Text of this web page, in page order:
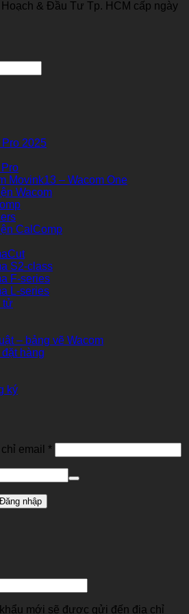
NoteFeel”
& Đầu Tư Tp. HCM cấp ngày
Pro 2025
Movink13 – Wacom One
Wacom
CalComp
S2-class
F-series
L-series
tử
– bảng vẽ Wacom
hàng
ký
email *Bắt
buộc
Đăng nhập
mới sẽ được gửi đến địa chỉ